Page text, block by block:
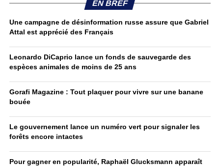
EN BREF
Une campagne de désinformation russe assure que Gabriel
Attal est apprécié des Français
Leonardo DiCaprio lance un fonds de sauvegarde des
espèces animales de moins de 25 ans
Gorafi Magazine : Tout plaquer pour vivre sur une banane
bouée
Le gouvernement lance un numéro vert pour signaler les
forêts encore intactes
Pour gagner en popularité, Raphaël Glucksmann apparaît